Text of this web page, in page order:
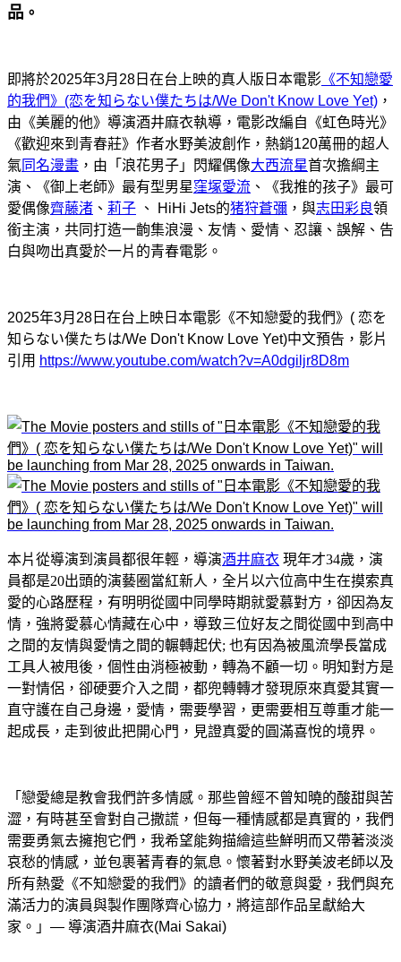
品 。
即將於2025年3月28日在台上映的真人版日本電影 《不知戀愛
的我們》(恋を知らない僕たちは/We Don't Know Love Yet) ，
由《美麗的他》導演酒井麻衣執導，電影改編自《虹色時光》
《歡迎來到青春莊》作者水野美波創作，熱銷120萬冊的超人
氣同名漫畫 ，由「浪花男子」閃耀偶像大西流星首次擔綱主
演、《御上老師》最有型男星窪塚愛流 、《我推的孩子》最可
愛偶像齊藤渚 、 莉子 、 HiHi Jets的猪狩蒼彌 ，與志田彩良領
銜主演，共同打造一齣集浪漫 、友情 、愛情 、忍讓 、誤解 、告
白與吻出真愛於一片的青春電影 。
2025年3月28日在台上映日本電影《不知戀愛的我們》( 恋を
知らない僕たちは/We Don't Know Love Yet)中文預告，影片
引用 https://www.youtube.com/watch?v=A0dgiljr8D8m
本片從導演到演員都很年輕，導演酒井麻衣 現年才34歲，演
員都是20出頭的演藝圈當紅新人，全片以六位高中生在摸索真
愛的心路歷程，有明明從國中同學時期就愛慕對方，卻因為友
情，強將愛慕心情藏在心中，導致三位好友之間從國中到高中
之間的友情與愛情之間的輾轉起伏; 也有因為被風流學長當成
工具人被甩後，個性由消極被動，轉為不顧一切。明知對方是
一對情侶，卻硬要介入之間，都兜轉轉才發現原來真愛其實一
直守護在自己身邊，愛情，需要學習，更需要相互尊重才能一
起成長，走到彼此把開心門，見證真愛的圓滿喜悅的境界 。
「戀愛總是教會我們許多情感。那些曾經不曾知曉的酸甜與苦
澀，有時甚至會對自己撒謊，但每一種情感都是真實的，我們
需要勇氣去擁抱它們， 我希望能夠描繪這些鮮明而又帶著淡淡
哀愁的情感，並包裹著青春的氣息。 懷著對水野美波老師以及
所有熱愛《不知戀愛的我們》的讀者們的敬意與愛，我們與充
滿活力的演員與製作團隊齊心協力，將這部作品呈獻給大
家。」— 導演酒井麻衣(Mai Sakai)